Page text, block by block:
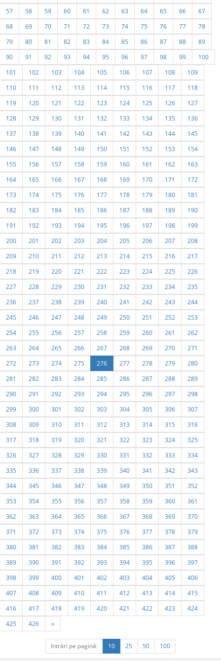
57
58 59 60 61 62 63 64 65 66
67
68
69 70 71 72 73 74 75 76 77
78
79
80 81 82 83 84 85 86 87 88
89
90
91 92 93 94 95 96 97 98 99
100
101
102 103 104 105 106 107 108
109
110
111 112 113 114 115 116 117
118
119
120 121 122 123 124 125 126
127
128
129 130 131 132 133 134 135
136
137
138 139 140 141 142 143 144
145
146
147 148 149 150 151 152 153
154
155
156 157 158 159 160 161 162
163
164
165 166 167 168 169 170 171
172
173
174 175 176 177 178 179 180
181
182
183 184 185 186 187 188 189
190
191
192 193 194 195 196 197 198
199
200
201 202 203 204 205 206 207
208
209
210 211 212 213 214 215 216
217
218
219 220 221 222 223 224 225
226
227
228 229 230 231 232 233 234
235
236
237 238 239 240 241 242 243
244
245
246 247 248 249 250 251 252
253
254
255 256 257 258 259 260 261
262
263
264 265 266 267 268 269 270
271
272
273 274 275 276 277 278 279
280
281
282 283 284 285 286 287 288
289
290
291 292 293 294 295 296 297
298
299
300 301 302 303 304 305 306
307
308
309 310 311 312 313 314 315
316
317
318 319 320 321 322 323 324
325
326
327 328 329 330 331 332 333
334
335
336 337 338 339 340 341 342
343
344
345 346 347 348 349 350 351
352
353
354 355 356 357 358 359 360
361
362
363 364 365 366 367 368 369
370
371
372 373 374 375 376 377 378
379
380
381 382 383 384 385 386 387
388
389
390 391 392 393 394 395 396
397
398
399 400 401 402 403 404 405
406
407
408 409 410 411 412 413 414
415
416
417 418 419 420 421 422 423
424
425
426 »
Intrări pe pagină: 10 25 50 100